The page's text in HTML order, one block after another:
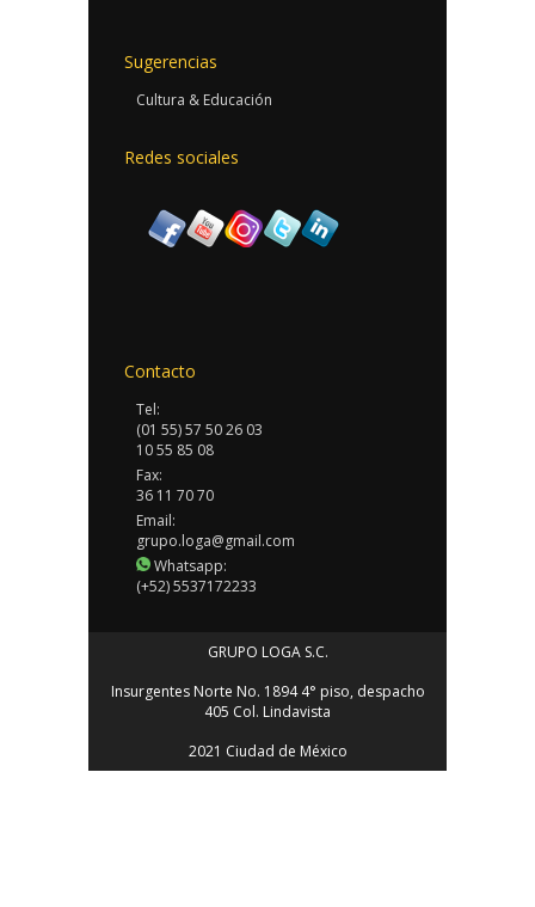
Sugerencias
Cultura & Educación
Redes sociales
Contacto
Tel:
(01 55) 57 50 26 03
10 55 85 08
Fax:
36 11 70 70
Email:
grupo.loga@gmail.com
Whatsapp:
(+52) 5537172233
GRUPO LOGA S.C.
Insurgentes Norte No. 1894 4° piso, despacho
405 Col. Lindavista
2021 Ciudad de México